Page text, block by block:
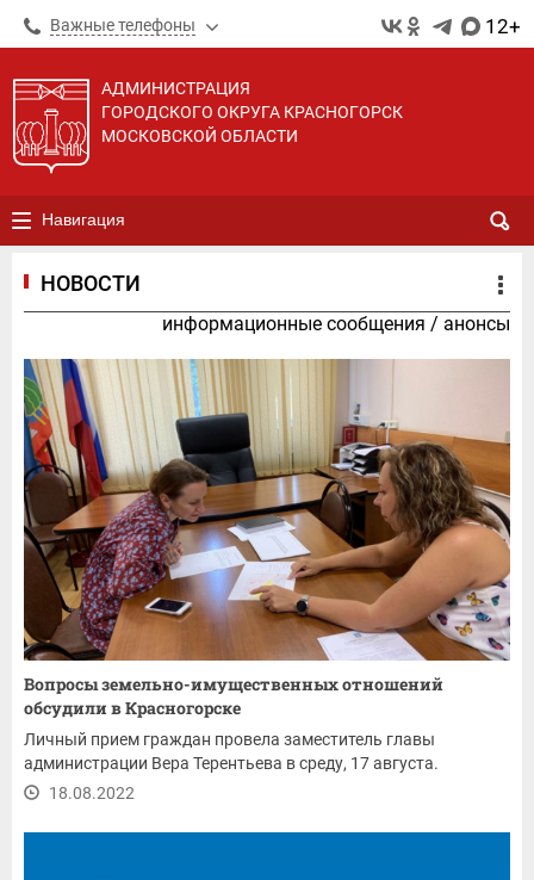
Важные телефоны 12+
АДМИНИСТРАЦИЯ
ГОРОДСКОГО ОКРУГА КРАСНОГОРСК
МОСКОВСКОЙ ОБЛАСТИ
Навигация
НОВОСТИ
информационные сообщения / анонсы
Вопросы земельно-имущественных отношений
обсудили в Красногорске
Личный прием граждан провела заместитель главы
администрации Вера Терентьева в среду, 17 августа.
18.08.2022